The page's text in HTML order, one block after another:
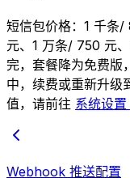
短信包价格：1 千条
元、1 万条/ 750 元
完，套餐降为免费版
中，续费或重新升级
值，请前往 系统设置
Webhook 推送配置